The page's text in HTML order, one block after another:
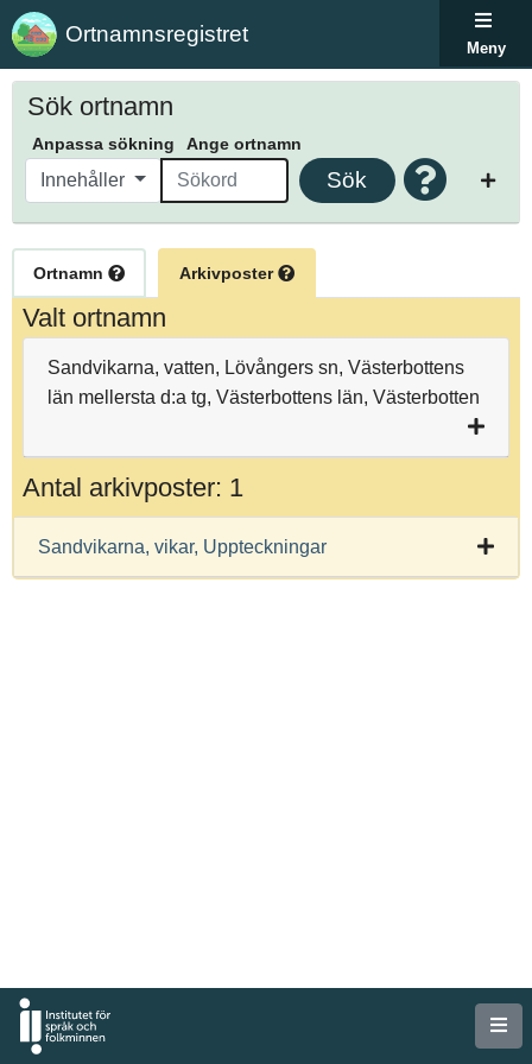
Ortnamnsregistret
Meny
Sök ortnamn
Anpassa sökning Ange ortnamn
Innehåller Sök
Ortnamn Arkivposter
Valt ortnamn
Sandvikarna, vatten, Lövångers sn, Västerbottens
län mellersta d:a tg, Västerbottens län, Västerbotten
Antal arkivposter: 1
Sandvikarna, vikar, Uppteckningar